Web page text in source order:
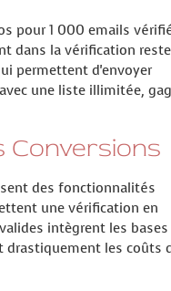
pour 1 000 emails
dans la vérification reste
permettent d'envoyer
une liste illimitée,
Conversions
des fonctionnalités
une vérification en
intègrent les bases
drastiquement les coûts